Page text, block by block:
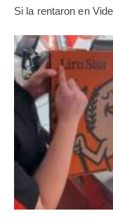
Si la rentaron en